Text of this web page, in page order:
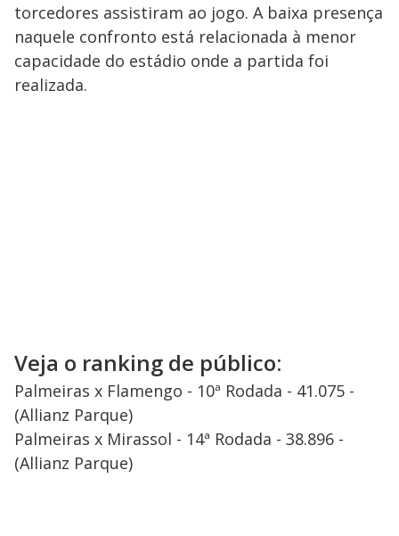
torcedores assistiram ao jogo. A baixa presença
naquele confronto está relacionada à menor
capacidade do estádio onde a partida foi
realizada.
Veja o ranking de público:
Palmeiras x Flamengo - 10ª Rodada - 41.075 -
(Allianz Parque)
Palmeiras x Mirassol - 14ª Rodada - 38.896 -
(Allianz Parque)